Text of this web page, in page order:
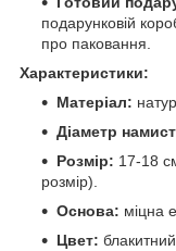
подарунковій
про паковання.
Характеристики:
Матеріал:
Діаметр
Розмір: 17-18
розмір).
Основа: міцна
Цвет: